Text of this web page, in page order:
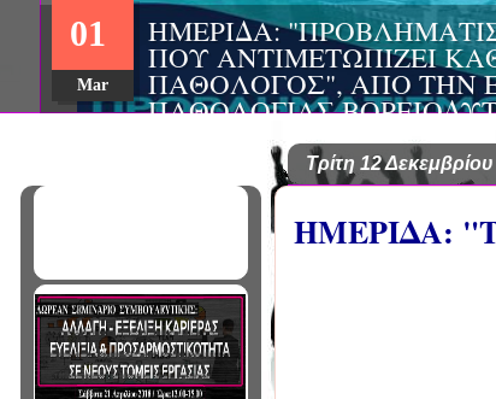
ΗΜΕΡΙΔΑ:
ΠΟΥ ΑΝΤΙΜΕΤΩΠΙΖΕΙ
ΠΑΘΟΛΟΓΟΣ", ΑΠΟ ΤΗΝ
ΠΑΘΟΛΟΓΙΑΣ
ΤΙΣ Α' & Β'
ΚΛΙΝΙΚΕΣ ΠΓΝΙ
01
Mar
Τρίτη 12
ΗΜΕΡΙΔΑ: